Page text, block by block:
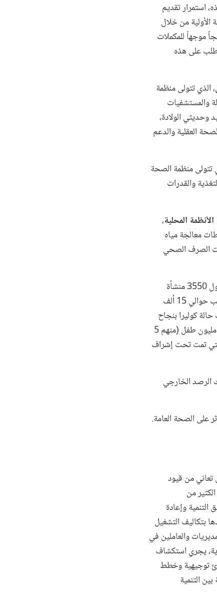
استمرار تقديم
من خلال
موجهاً للمكملات
على هذه
، الذي تتولى منظمة
والمستشفيات
وحديثي الولادة،
العقلية والدعم
تتولى منظمة الصحة
والقدرات
،
معالجة مياه
الصرف الصحي
حتى الآن، تحققت نتائج كبيرة يمكن أن نعزوها إلى المشروع الطارئ للصحة والتغذية، وهي: (1) حصول 3550 منشأة
صحية على تكاليف التشغيل، ومجموعات اللوازم الصحية الأساسية و/أو التجهيزات والأثاث؛ (2) تدريب حوالي 15 ألف
(3) تلقي 3.7 مليون امرأة وطفل خدمات التغذية؛ (4) علاج حوالي 700 ألف حالة كوليرا بنجاح
مما أدى إلى انخفاض معدل الوفيات من 2.3 إلى 0.2%، وبالتالي إنقاذ آلاف الأرواح؛ (5) تطعيم 6.9 مليون طفل (منهم 5
الولادات التي تمت تحت إشراف
الرصد الخارجي
على الصحة العامة.
7.5 مليون يمني في مناطق تعاني من قيود
من
وإعادة
بتكاليف التشغيل
والعاملين في
يجري استكشاف
توجيهية وخطط
التنمية